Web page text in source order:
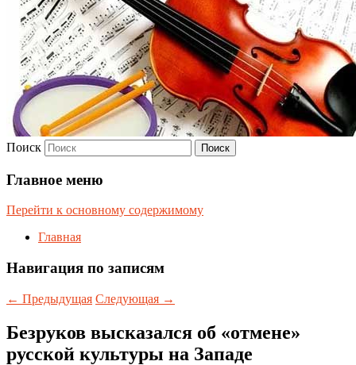
Поиск
Главное меню
Перейти к основному содержимому
Главная
Навигация по записям
← Предыдущая Следующая →
Безруков высказался об «отмене»
русской культуры на Западе